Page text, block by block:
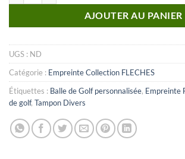
AJOUTER AU PANIER
UGS : ND
Catégorie : Empreinte Collection FLECHES
Étiquettes : Balle de Golf personnalisée, Empreinte
de golf, Tampon Divers